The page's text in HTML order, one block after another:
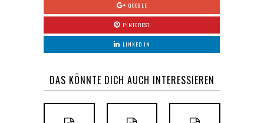
GOOGLE
PINTEREST
LINKED IN
DAS KÖNNTE DICH AUCH INTERESSIEREN